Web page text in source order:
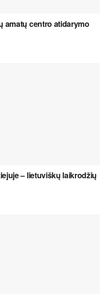
amatų centro atidarymo
– lietuviškų laikrodžių